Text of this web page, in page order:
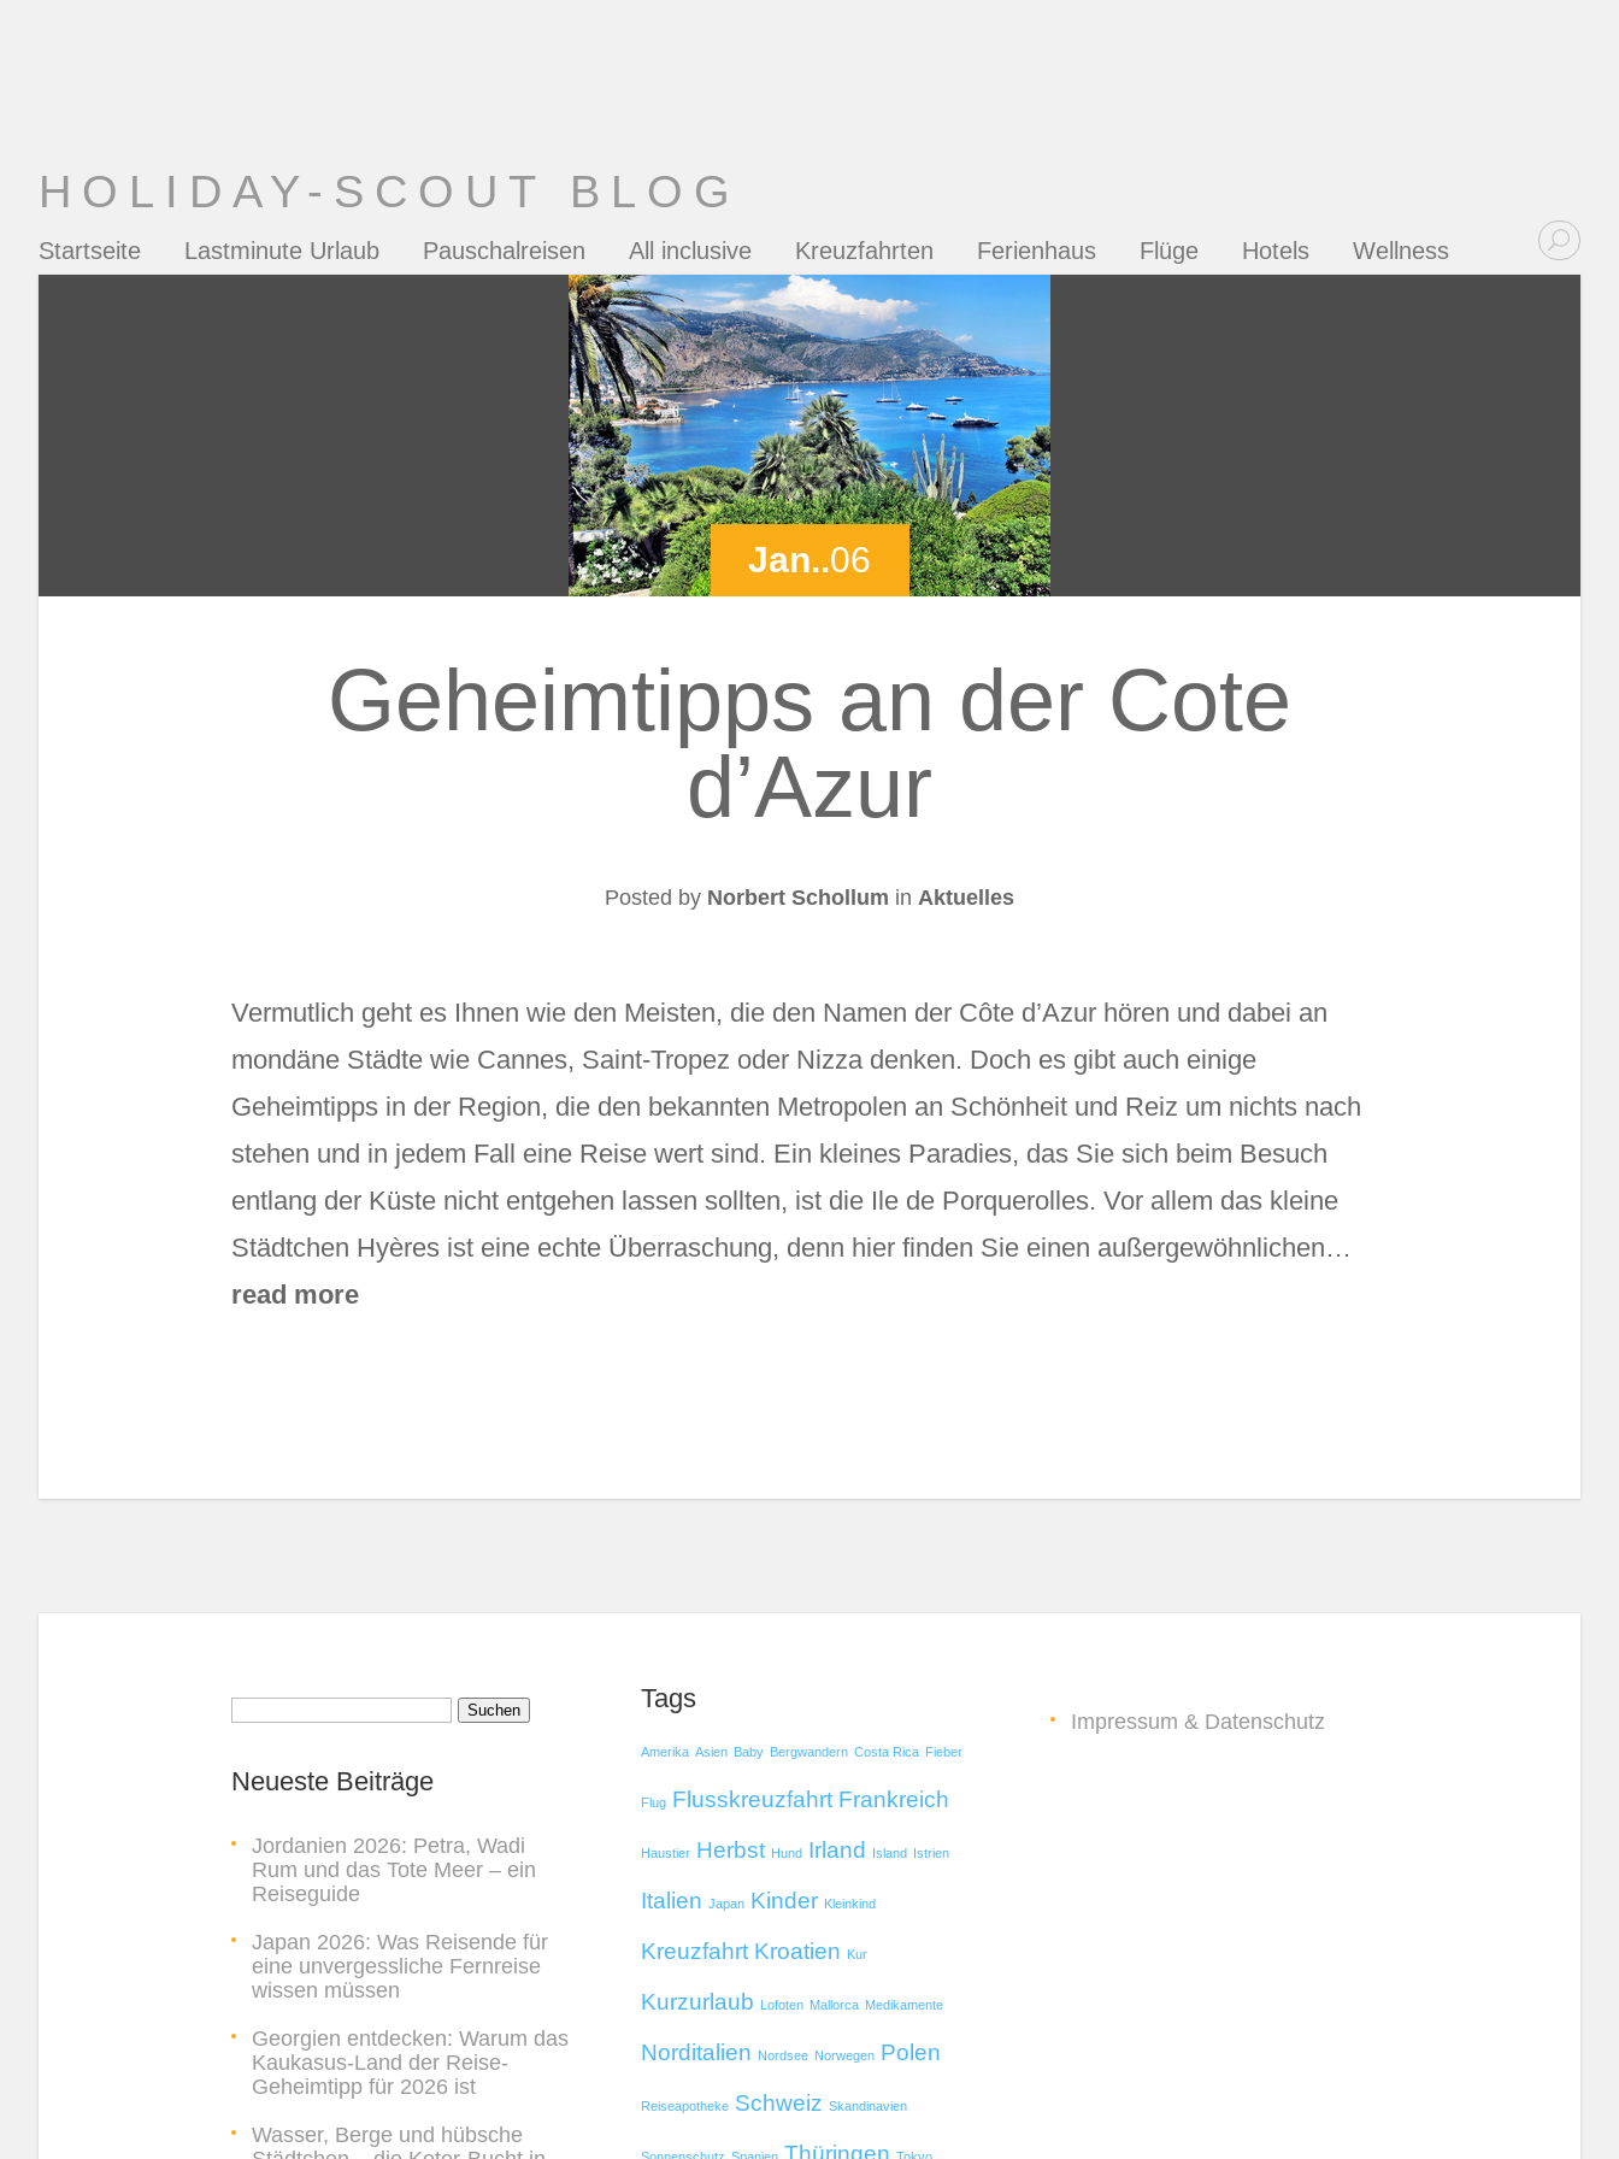
HOLIDAY-SCOUT BLOG
Startseite Lastminute Urlaub Pauschalreisen All inclusive Kreuzfahrten Ferienhaus Flüge Hotels Wellness
Jan..06
Geheimtipps an der Cote
d’Azur
Posted by Norbert Schollum in Aktuelles
Vermutlich geht es Ihnen wie den Meisten, die den Namen der Côte d’Azur hören und dabei an
mondäne Städte wie Cannes, Saint-Tropez oder Nizza denken. Doch es gibt auch einige
Geheimtipps in der Region, die den bekannten Metropolen an Schönheit und Reiz um nichts nach
stehen und in jedem Fall eine Reise wert sind. Ein kleines Paradies, das Sie sich beim Besuch
entlang der Küste nicht entgehen lassen sollten, ist die Ile de Porquerolles. Vor allem das kleine
Städtchen Hyères ist eine echte Überraschung, denn hier finden Sie einen außergewöhnlichen…
read more
Neueste Beiträge
Jordanien 2026: Petra, Wadi
Rum und das Tote Meer – ein
Reiseguide
Japan 2026: Was Reisende für
eine unvergessliche Fernreise
wissen müssen
Georgien entdecken: Warum das
Kaukasus-Land der Reise-
Geheimtipp für 2026 ist
Wasser, Berge und hübsche
Tags
Amerika Asien Baby Bergwandern Costa Rica Fieber
Flug Flusskreuzfahrt Frankreich
Haustier Herbst Hund Irland Island Istrien
Italien Japan Kinder Kleinkind
Kreuzfahrt Kroatien Kur
Kurzurlaub Lofoten Mallorca Medikamente
Norditalien Nordsee Norwegen Polen
Reiseapotheke Schweiz Skandinavien
Thüringen
Impressum & Datenschutz